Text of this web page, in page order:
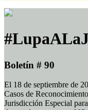
Boletín # 90
El 18 de septiembre de
Casos de
Jurisdicción Especial